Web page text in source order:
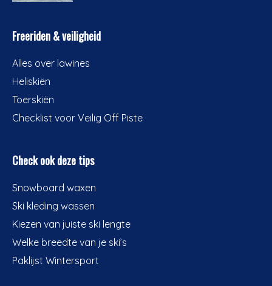
Freeriden & veiligheid
Alles over lawines
Heliskiën
Toerskiën
Checklist voor Veilig Off Piste
Check ook deze tips
Snowboard waxen
Ski kleding wassen
Kiezen van juiste ski lengte
Welke breedte van je ski’s
Paklijst Wintersport